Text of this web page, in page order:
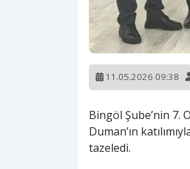
11.05.2026 09:38
Bingöl Şube’nin 7.
Duman’ın
tazeledi.